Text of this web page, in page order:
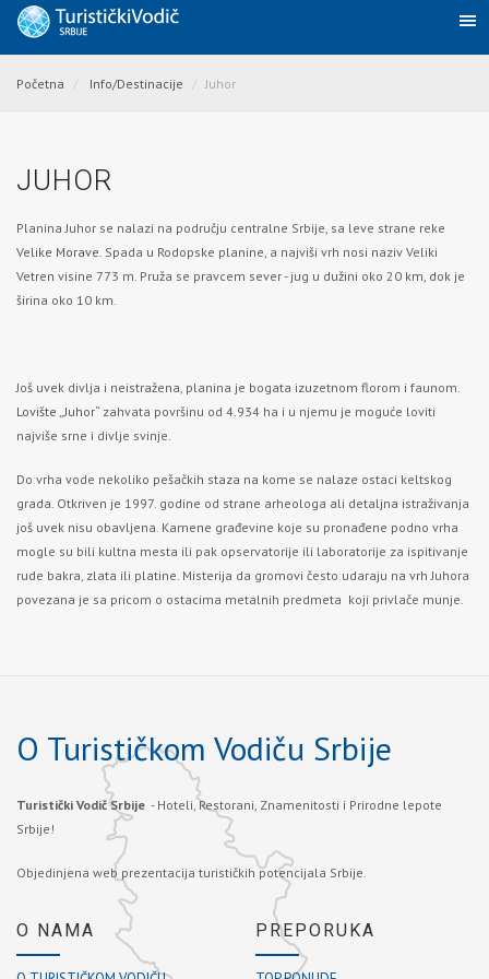
Početna Info/Destinacije Juhor
JUHOR
Planina Juhor se nalazi na području centralne Srbije, sa leve strane reke
Velike Morave. Spada u Rodopske planine, a najviši vrh nosi naziv Veliki
Vetren visine 773 m. Pruža se pravcem sever - jug u dužini oko 20 km, dok je
širina oko 10 km.
Još uvek divlja i neistražena, planina je bogata izuzetnom florom i faunom.
Lovište „Juhor“ zahvata površinu od 4.934 ha i u njemu je moguće loviti
najviše srne i divlje svinje.
Do vrha vode nekoliko pešačkih staza na kome se nalaze ostaci keltskog
grada. Otkriven je 1997. godine od strane arheologa ali detaljna istraživanja
još uvek nisu obavljena. Kamene građevine koje su pronađene podno vrha
mogle su bili kultna mesta ili pak opservatorije ili laboratorije za ispitivanje
rude bakra, zlata ili platine. Misterija da gromovi često udaraju na vrh Juhora
povezana je sa pricom o ostacima metalnih predmeta koji privlače munje.
O Turističkom Vodiču Srbije
Turistički Vodič Srbije - Hoteli, Restorani, Znamenitosti i Prirodne lepote
Srbije!
Objedinjena web prezentacija turističkih potencijala Srbije.
O NAMA PREPORUKA